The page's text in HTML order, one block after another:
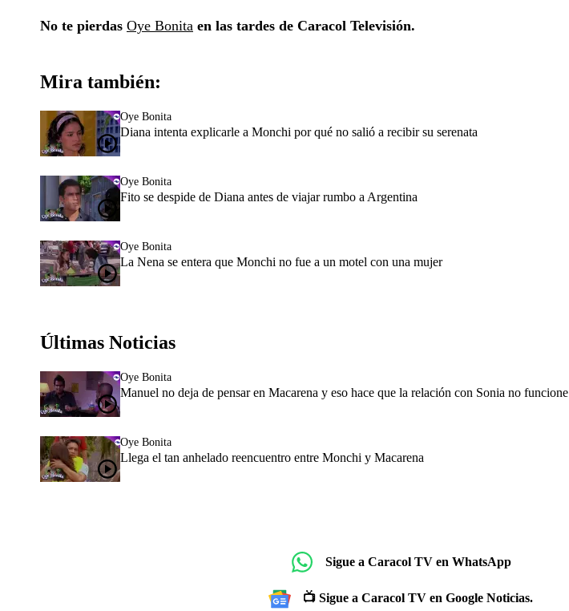
No te pierdas Oye Bonita en las tardes de Caracol Televisión.
Mira también:
Oye Bonita
Diana intenta explicarle a Monchi por qué no salió a recibir su serenata
Oye Bonita
Fito se despide de Diana antes de viajar rumbo a Argentina
Oye Bonita
La Nena se entera que Monchi no fue a un motel con una mujer
Últimas Noticias
Oye Bonita
Manuel no deja de pensar en Macarena y eso hace que la relación con Sonia no funcione
Oye Bonita
Llega el tan anhelado reencuentro entre Monchi y Macarena
Sigue a Caracol TV en WhatsApp
📺 Sigue a Caracol TV en Google Noticias.